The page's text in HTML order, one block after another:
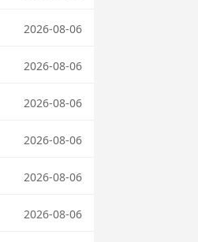
2026-08-06
2026-08-06
2026-08-06
2026-08-06
2026-08-06
2026-08-06